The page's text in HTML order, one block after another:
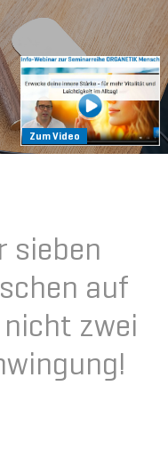
Zum Video
sieben
auf
zwei